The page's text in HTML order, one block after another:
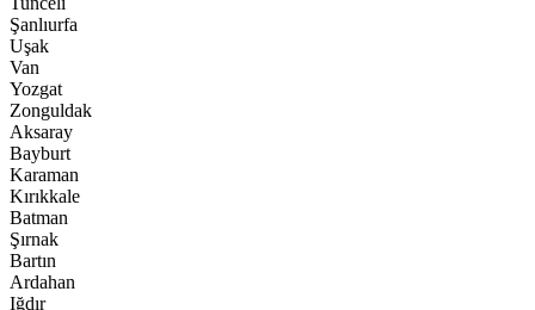
Şanlıurfa
Uşak
Van
Yozgat
Zonguldak
Aksaray
Bayburt
Karaman
Kırıkkale
Batman
Şırnak
Bartın
Ardahan
Iğdır